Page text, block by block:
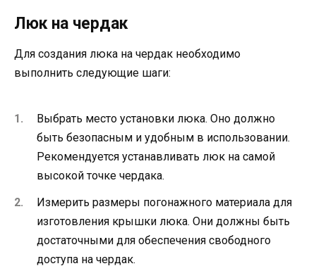
Люк на чердак
Для создания люка на чердак необходимо
выполнить следующие шаги:
Выбрать место установки люка. Оно должно
быть безопасным и удобным в использовании.
Рекомендуется устанавливать люк на самой
высокой точке чердака.
Измерить размеры погонажного материала для
изготовления крышки люка. Они должны быть
достаточными для обеспечения свободного
доступа на чердак.